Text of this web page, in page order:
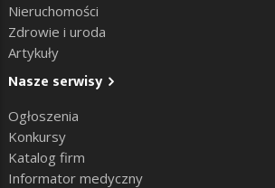
Nieruchomości
Zdrowie i uroda
Artykuły
Nasze serwisy
Ogłoszenia
Konkursy
Katalog firm
Informator medyczny